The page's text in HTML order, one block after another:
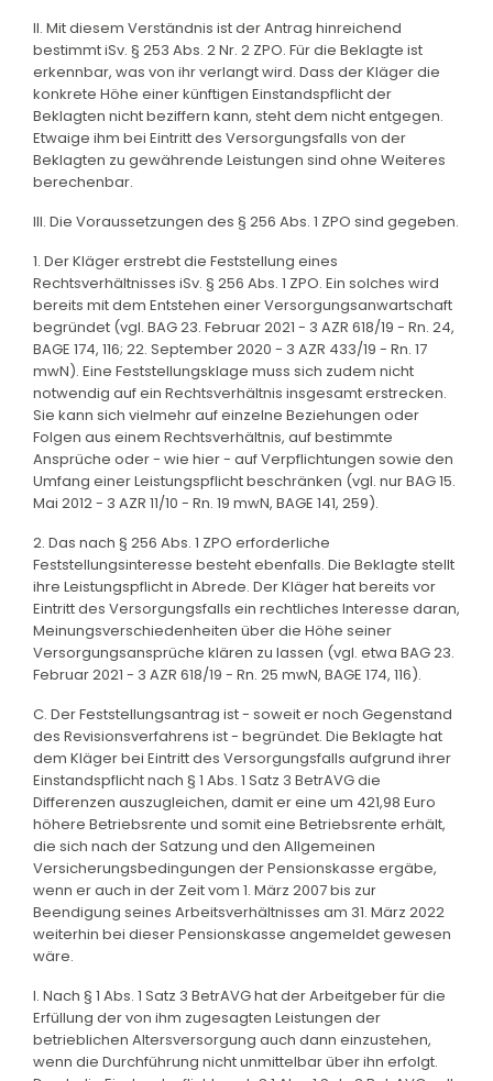
II. Mit diesem Verständnis ist der Antrag hinreichend
bestimmt iSv. § 253 Abs. 2 Nr. 2 ZPO. Für die Beklagte ist
erkennbar, was von ihr verlangt wird. Dass der Kläger die
konkrete Höhe einer künftigen Einstandspflicht der
Beklagten nicht beziffern kann, steht dem nicht entgegen.
Etwaige ihm bei Eintritt des Versorgungsfalls von der
Beklagten zu gewährende Leistungen sind ohne Weiteres
berechenbar.
III. Die Voraussetzungen des § 256 Abs. 1 ZPO sind gegeben.
1. Der Kläger erstrebt die Feststellung eines
Rechtsverhältnisses iSv. § 256 Abs. 1 ZPO. Ein solches wird
bereits mit dem Entstehen einer Versorgungsanwartschaft
begründet (vgl. BAG 23. Februar 2021 - 3 AZR 618/19 - Rn. 24,
BAGE 174, 116; 22. September 2020 - 3 AZR 433/19 - Rn. 17
mwN). Eine Feststellungsklage muss sich zudem nicht
notwendig auf ein Rechtsverhältnis insgesamt erstrecken.
Sie kann sich vielmehr auf einzelne Beziehungen oder
Folgen aus einem Rechtsverhältnis, auf bestimmte
Ansprüche oder - wie hier - auf Verpflichtungen sowie den
Umfang einer Leistungspflicht beschränken (vgl. nur BAG 15.
Mai 2012 - 3 AZR 11/10 - Rn. 19 mwN, BAGE 141, 259).
2. Das nach § 256 Abs. 1 ZPO erforderliche
Feststellungsinteresse besteht ebenfalls. Die Beklagte stellt
ihre Leistungspflicht in Abrede. Der Kläger hat bereits vor
Eintritt des Versorgungsfalls ein rechtliches Interesse daran,
Meinungsverschiedenheiten über die Höhe seiner
Versorgungsansprüche klären zu lassen (vgl. etwa BAG 23.
Februar 2021 - 3 AZR 618/19 - Rn. 25 mwN, BAGE 174, 116).
C. Der Feststellungsantrag ist - soweit er noch Gegenstand
des Revisionsverfahrens ist - begründet. Die Beklagte hat
dem Kläger bei Eintritt des Versorgungsfalls aufgrund ihrer
Einstandspflicht nach § 1 Abs. 1 Satz 3 BetrAVG die
Differenzen auszugleichen, damit er eine um 421,98 Euro
höhere Betriebsrente und somit eine Betriebsrente erhält,
die sich nach der Satzung und den Allgemeinen
Versicherungsbedingungen der Pensionskasse ergäbe,
wenn er auch in der Zeit vom 1. März 2007 bis zur
Beendigung seines Arbeitsverhältnisses am 31. März 2022
weiterhin bei dieser Pensionskasse angemeldet gewesen
wäre.
I. Nach § 1 Abs. 1 Satz 3 BetrAVG hat der Arbeitgeber für die
Erfüllung der von ihm zugesagten Leistungen der
betrieblichen Altersversorgung auch dann einzustehen,
wenn die Durchführung nicht unmittelbar über ihn erfolgt.